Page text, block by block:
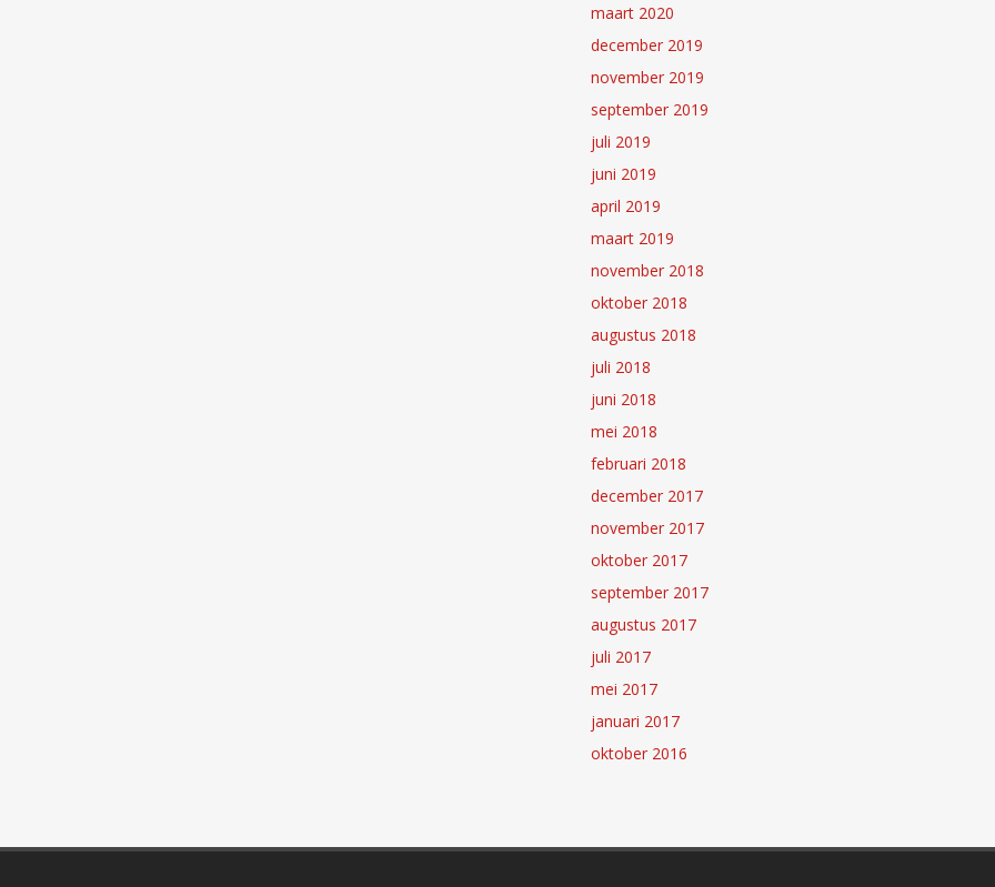
maart 2020
december 2019
november 2019
september 2019
juli 2019
juni 2019
april 2019
maart 2019
november 2018
oktober 2018
augustus 2018
juli 2018
juni 2018
mei 2018
februari 2018
december 2017
november 2017
oktober 2017
september 2017
augustus 2017
juli 2017
mei 2017
januari 2017
oktober 2016